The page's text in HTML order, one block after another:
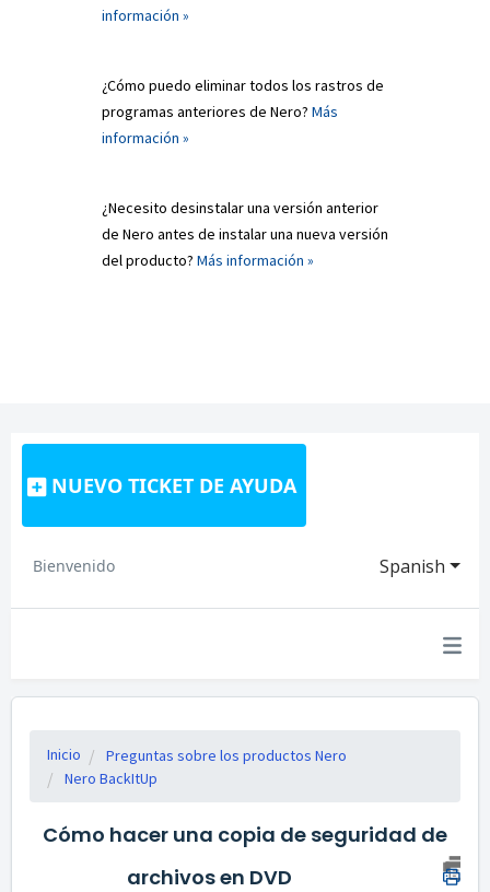
información »
¿Cómo puedo eliminar todos los rastros de
programas anteriores de Nero? Más
información »
¿Necesito desinstalar una versión anterior
de Nero antes de instalar una nueva versión
del producto? Más información »
NUEVO TICKET DE AYUDA
Spanish
Bienvenido
Inicio
Preguntas sobre los productos Nero
Nero BackItUp
Cómo hacer una copia de seguridad de
archivos en DVD